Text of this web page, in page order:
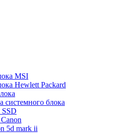
MSI
Hewlett Packard
системного блока
SSD
5d mark ii